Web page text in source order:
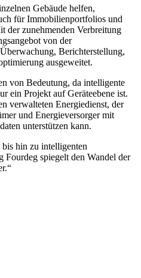
Gebäude helfen,
für Immobilienportfolios und
der zunehmenden Verbreitung
von der
Berichterstellung,
ausgeweitet.
von Bedeutung, da intelligente
ein Projekt auf Geräteebene ist.
verwalteten Energiedienst, der
und Energieversorger mit
unterstützen kann.
hin zu intelligenten
spiegelt den Wandel der